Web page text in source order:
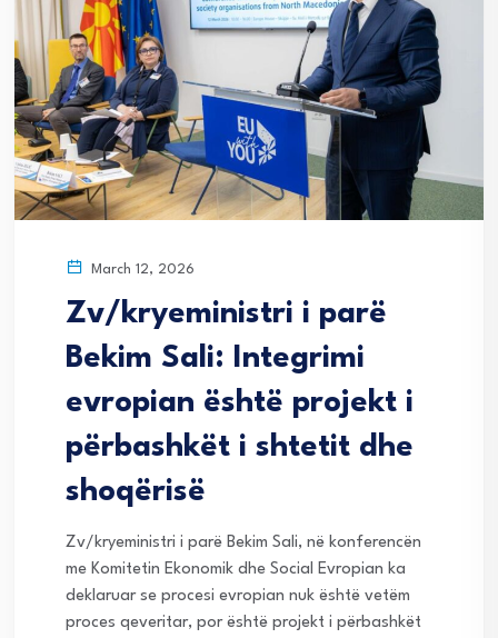
March 12, 2026
Zv/kryeministri i parë
Bekim Sali: Integrimi
evropian është projekt i
përbashkët i shtetit dhe
shoqërisë
Zv/kryeministri i parë Bekim Sali, në konferencën
me Komitetin Ekonomik dhe Social Evropian ka
deklaruar se procesi evropian nuk është vetëm
proces qeveritar, por është projekt i përbashkët